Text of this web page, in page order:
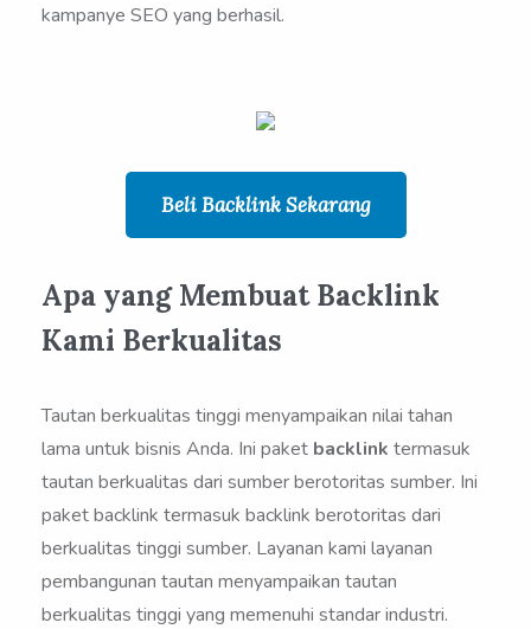
kampanye SEO yang berhasil.
Beli Backlink Sekarang
Apa yang Membuat Backlink
Kami Berkualitas
Tautan berkualitas tinggi menyampaikan nilai tahan
lama untuk bisnis Anda. Ini paket backlink termasuk
tautan berkualitas dari sumber berotoritas sumber. Ini
paket backlink termasuk backlink berotoritas dari
berkualitas tinggi sumber. Layanan kami layanan
pembangunan tautan menyampaikan tautan
berkualitas tinggi yang memenuhi standar industri.